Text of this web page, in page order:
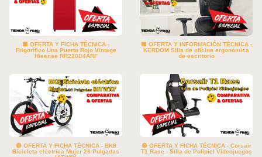
🟥 OFERTA Y FICHA TÉCNICA -
Frigorífico Una Puerta Rojo Vintage
Hisense RR220D4ARF
🟥 OFERTA Y INFORMACIÓN TÉCNICA -
KERDOM Silla de oficina ergonómica
de escritorio
🔴 OFERTA Y FICHA TÉCNICA - BK8
Bicicleta eléctrica Mujer 26 Pulgadas
🔴 OFERTA Y FICHA TÉCNICA - Corsair
T1 Race - Silla de Polipiel Videojuegos